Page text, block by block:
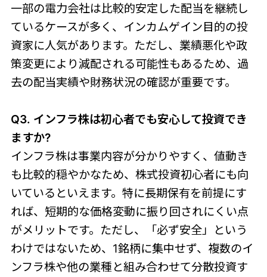
一部の電力会社は比較的安定した配当を継続し
ているケースが多く、インカムゲイン目的の投
資家に人気があります。ただし、業績悪化や政
策変更により減配される可能性もあるため、過
去の配当実績や財務状況の確認が重要です。
Q3. インフラ株は初心者でも安心して投資でき
ますか?
インフラ株は事業内容が分かりやすく、値動き
も比較的穏やかなため、株式投資初心者にも向
いているといえます。特に長期保有を前提にす
れば、短期的な価格変動に振り回されにくい点
がメリットです。ただし、「必ず安全」という
わけではないため、1銘柄に集中せず、複数のイ
ンフラ株や他の業種と組み合わせて分散投資す